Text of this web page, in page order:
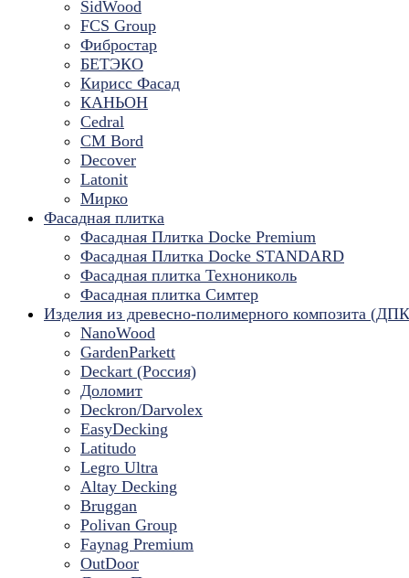
SidWood
FCS Group
Фибростар
БЕТЭКО
Кирисс Фасад
КАНЬОН
Cedral
CM Bord
Decover
Latonit
Мирко
Фасадная плитка
Фасадная Плитка Docke Premium
Фасадная Плитка Docke STANDARD
Фасадная плитка Технониколь
Фасадная плитка Симтер
Изделия из древесно-полимерного композита
NanoWood
GardenParkett
Deckart (Россия)
Доломит
Deckron/Darvolex
EasyDecking
Latitudo
Legro Ultra
Altay Decking
Bruggan
Polivan Group
Faynag Premium
OutDoor